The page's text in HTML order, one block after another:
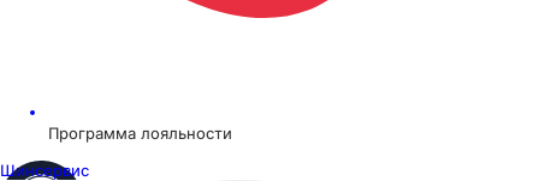
Программа лояльности
Шинсервис